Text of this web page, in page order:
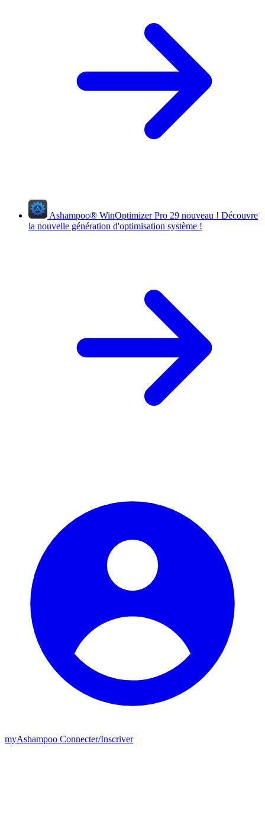
Ashampoo® WinOptimizer Pro 29 nouveau ! Découvre
la nouvelle génération d'optimisation système !
myAshampoo Connecter/Inscriver